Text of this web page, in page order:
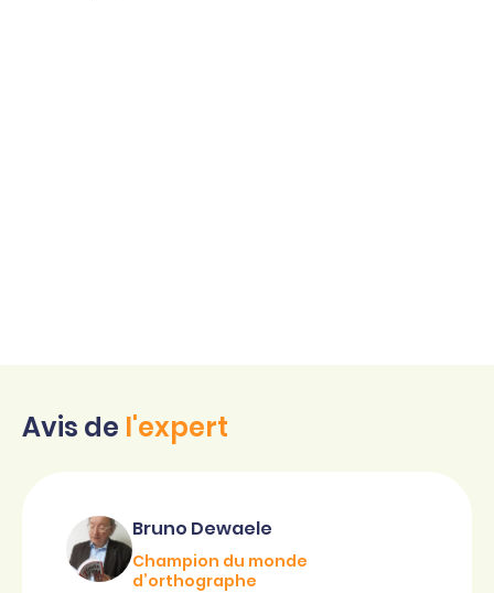
Avis de l'expert
Bruno Dewaele
Champion du monde
d’orthographe